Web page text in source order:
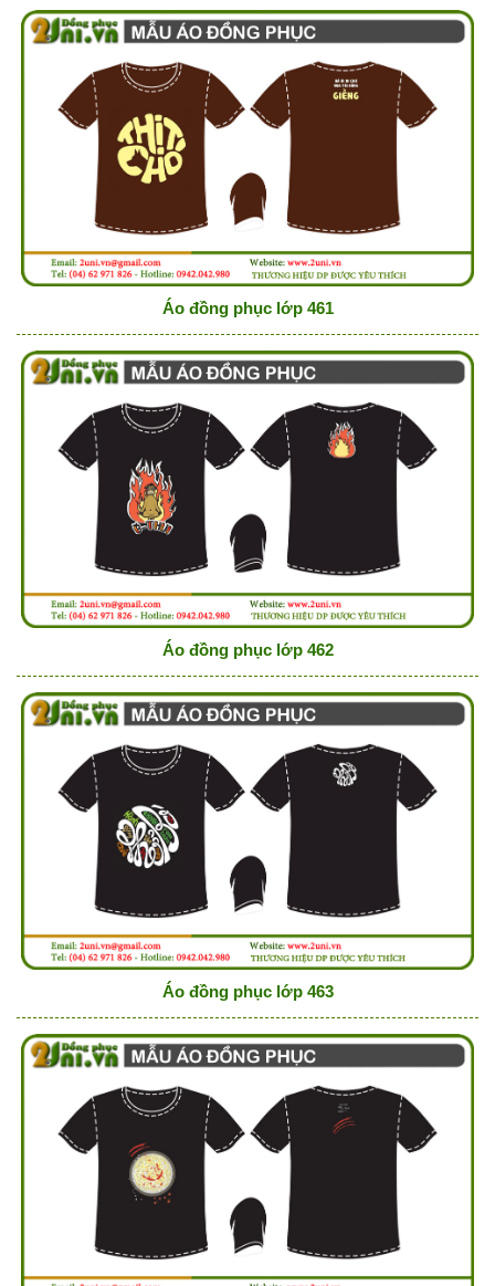
Áo đồng phục lớp 461
Áo đồng phục lớp 462
Áo đồng phục lớp 463